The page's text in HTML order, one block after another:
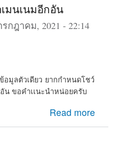
มนเนมอีกอัน
รกฎาคม, 2021 - 22:14
อมูลตัวเดียว ยากกำหนดโชว์
น ขอคำเเนะนำหน่อยครับ
Read more
เมนเนมอีกอัน